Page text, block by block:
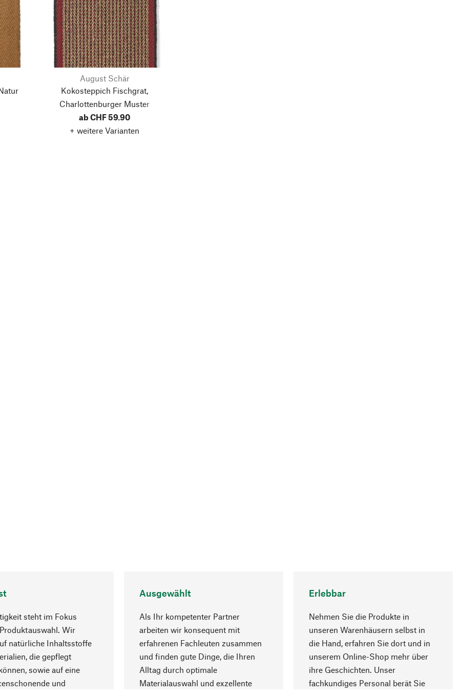
August Schär
Kokosteppich Fischgrat,
Charlottenburger Muster
ab CHF 59.90
+ weitere Varianten
steht im Fokus
Wir
natürliche Inhaltsstoffe
die gepflegt
sowie auf eine
und
Ausgewählt
Als Ihr kompetenter Partner
arbeiten wir konsequent mit
erfahrenen Fachleuten zusammen
und finden gute Dinge, die Ihren
Alltag durch optimale
Materialauswahl und exzellente
Erlebbar
Nehmen Sie die Produkte in
unseren Warenhäusern selbst in
die Hand, erfahren Sie dort und in
unserem Online-Shop mehr über
ihre Geschichten. Unser
fachkundiges Personal berät Sie